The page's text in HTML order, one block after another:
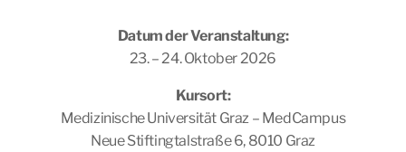
Datum der Veranstaltung:
23. – 24. Oktober 2026
Kursort:
Medizinische Universität Graz – MedCampus
Neue Stiftingtalstraße 6, 8010 Graz